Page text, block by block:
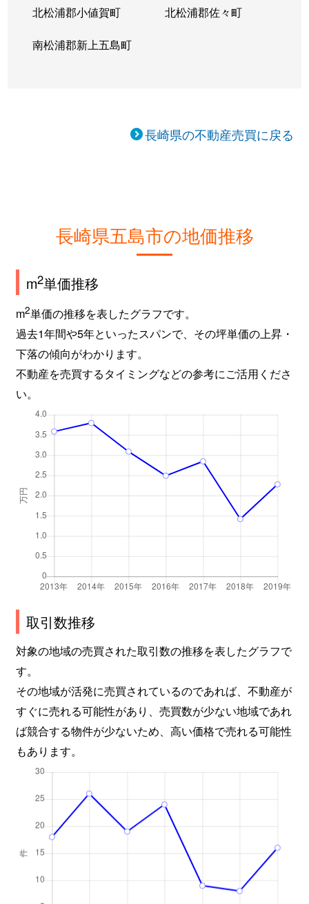
北松浦郡小値賀町 北松浦郡佐々町
南松浦郡新上五島町
長崎県の不動産売買に戻る
長崎県五島市の地価推移
m2単価推移
m2単価の推移を表したグラフです。
過去1年間や5年といったスパンで、その坪単価の上昇・
下落の傾向がわかります。
不動産を売買するタイミングなどの参考にご活用くださ
い。
取引数推移
対象の地域の売買された取引数の推移を表したグラフで
す。
その地域が活発に売買されているのであれば、不動産が
すぐに売れる可能性があり、売買数が少ない地域であれ
ば競合する物件が少ないため、高い価格で売れる可能性
もあります。